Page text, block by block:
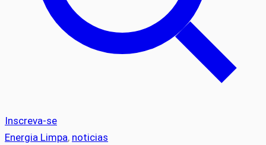
Inscreva-se
Energia Limpa, noticias